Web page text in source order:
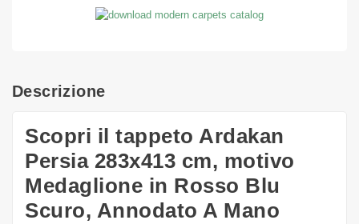
Descrizione
Scopri il tappeto Ardakan
Persia 283x413 cm, motivo
Medaglione in Rosso Blu
Scuro, Annodato A Mano